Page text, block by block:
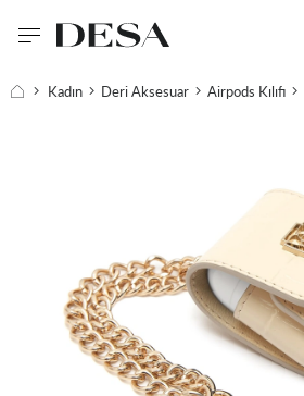
Kadın Deri Aksesuar Airpods Kılıfı